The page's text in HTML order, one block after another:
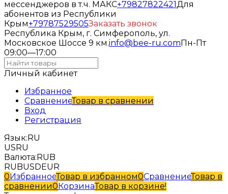
мессенджеров в т.ч. МАКС+79827822421Для
абонентов из Республики
Крым+79787529505Заказать звонок
Республика Крым, г. Симферополь, ул.
Московское Шоссе 9 км.info@bee-ru.comПн-Пт
09:00—17:00
Личный кабинет
Избранное
СравнениеТовар в сравнении
Вход
Регистрация
Язык:RU
USRU
Валюта:RUB
RUBUSDEUR
0ИзбранноеТовар в избранном0СравнениеТовар в
сравнении0КорзинаТовар в корзине!